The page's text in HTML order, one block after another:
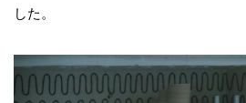
した。